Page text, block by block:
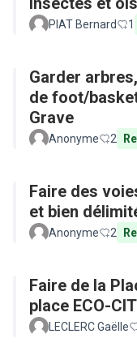
PIAT Bernard 1
Garder
de foot/
Grave
Anonyme 2
Faire des
et bien
Anonyme 2
Faire de la
place ECO-
LECLERC Gaëlle